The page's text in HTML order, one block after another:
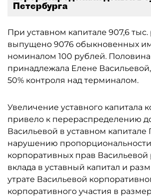
Петербурга
При уставном капитале 907,6
выпущено 9076 обыкновенных
номиналом 100 рублей.
принадлежала Елене
50% контроля над терминалом.
Увеличение уставного капитала
привело к перераспределению
Васильевой в уставном капитале
нарушению
корпоративных прав Васильевой
вклада в уставный капитал и
утрате Васильевой
корпоративного участия в